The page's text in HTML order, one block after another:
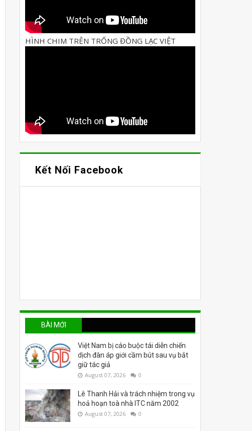
HÌNH CHIM TRÊN TRỐNG ĐỒNG LẠC VIỆT
Kết Nối Facebook
BÀI MỚI
Việt Nam bị cáo buộc tái diễn chiến
dịch đàn áp giới cầm bút sau vụ bắt
giữ tác giả
August 07, 2026 0
Lê Thanh Hải và trách nhiệm trong vụ
hoả hoạn toà nhà ITC năm 2002
August 07, 2026 0